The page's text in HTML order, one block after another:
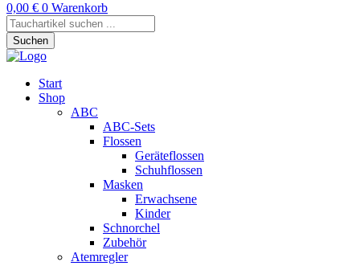
0,00 € 0 Warenkorb
Products
search
Suchen
Start
Shop
ABC
ABC-Sets
Flossen
Geräteflossen
Schuhflossen
Masken
Erwachsene
Kinder
Schnorchel
Zubehör
Atemregler